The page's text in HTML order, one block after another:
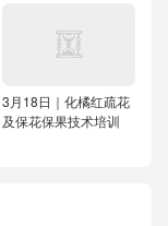
3月18日｜化橘红疏花
及保花保果技术培训